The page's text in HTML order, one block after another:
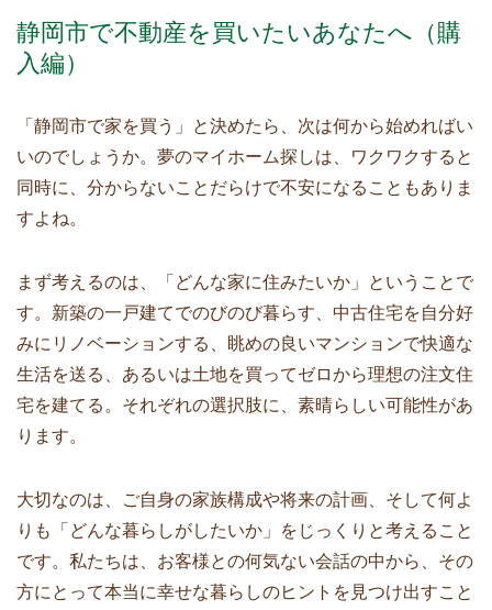
静岡市で不動産を買いたいあなたへ（購
入編）
「静岡市で家を買う」と決めたら、次は何から始めればい
いのでしょうか。夢のマイホーム探しは、ワクワクすると
同時に、分からないことだらけで不安になることもありま
すよね。
まず考えるのは、「どんな家に住みたいか」ということで
す。新築の一戸建てでのびのび暮らす、中古住宅を自分好
みにリノベーションする、眺めの良いマンションで快適な
生活を送る、あるいは土地を買ってゼロから理想の注文住
宅を建てる。それぞれの選択肢に、素晴らしい可能性があ
ります。
大切なのは、ご自身の家族構成や将来の計画、そして何よ
りも「どんな暮らしがしたいか」をじっくりと考えること
です。私たちは、お客様との何気ない会話の中から、その
方にとって本当に幸せな暮らしのヒントを見つけ出すこと